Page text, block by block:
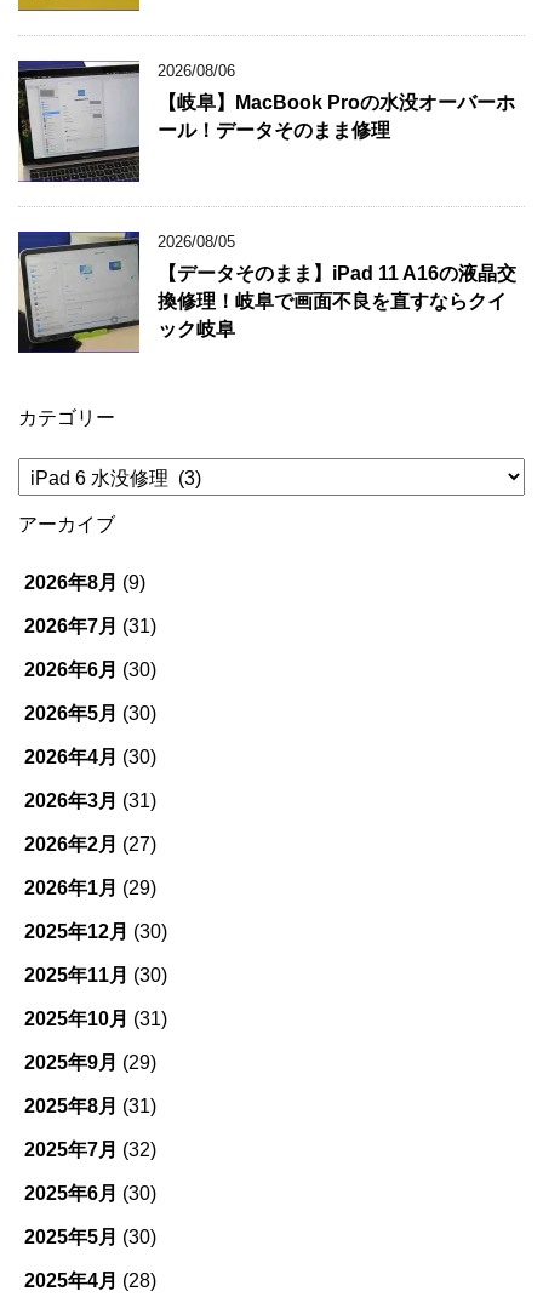
2026/08/06
【岐阜】MacBook Proの水没オーバーホ
ール！データそのまま修理
2026/08/05
【データそのまま】iPad 11 A16の液晶交
換修理！岐阜で画面不良を直すならクイ
ック岐阜
カテゴリー
カ
テ
ゴ
ー
アーカイブ
2026年8月 (9)
2026年7月 (31)
2026年6月 (30)
2026年5月 (30)
2026年4月 (30)
2026年3月 (31)
2026年2月 (27)
2026年1月 (29)
2025年12月 (30)
2025年11月 (30)
2025年10月 (31)
2025年9月 (29)
2025年8月 (31)
2025年7月 (32)
2025年6月 (30)
2025年5月 (30)
2025年4月 (28)